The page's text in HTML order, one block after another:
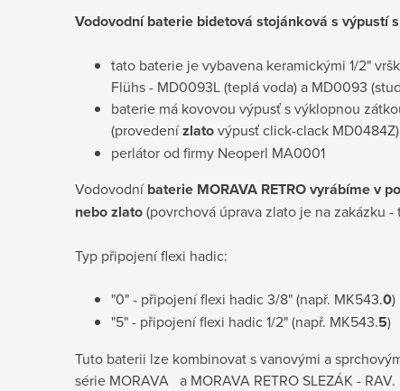
Vodovodní baterie bidetová stojánková s výpustí
tato baterie je vybavena keramickými 1/2"
Flühs- MD0093L (teplá voda) a MD0093
baterie má kovovou výpusť s výklopnou
(provedenízlatovýpusť click-clack MD0484Z)
perlátor od firmy Neoperl MA0001
Vodovodníbaterie MORAVA RETROvyrábímev
nebozlato(povrchová úprava zlato je na zakázku
Typ připojení flexi hadic:
"0" - připojení flexi hadic 3/8" (např. MK543.0)
"5" - připojení flexi hadic 1/2" (např. MK543.5)
Tuto baterii lze kombinovat s vanovými a
série MORAVA a MORAVA RETRO SLEZÁK - RAV.